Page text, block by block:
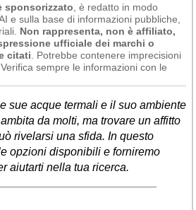
sponsorizzato , è redatto in modo
e sulla base di informazioni pubbliche,
Non rappresenta, non è affiliato,
ufficiale dei marchi o
citati . Potrebbe contenere imprecisioni
sempre le informazioni con le
sue acque termali e il suo ambiente
da molti, ma trovare un affitto
rivelarsi una sfida. In questo
opzioni disponibili e forniremo
aiutarti nella tua ricerca.